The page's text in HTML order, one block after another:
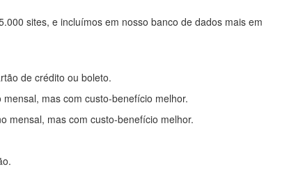
sites, e incluímos em nosso banco de dados mais em
de crédito ou boleto.
mas com custo-benefício melhor.
mensal, mas com custo-benefício melhor.